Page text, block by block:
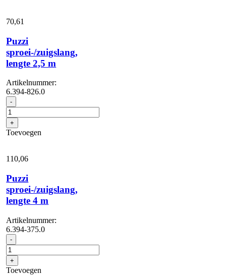
70,61
Puzzi
sproei-/zuigslang,
lengte 2,5 m
Artikelnummer:
6.394-826.0
- Puzzi
sproei-/zuigslang,
lengte
2,5
m
+
Toevoegen
110,06
Puzzi
sproei-/zuigslang,
lengte 4 m
Artikelnummer:
6.394-375.0
- Puzzi
sproei-/zuigslang,
lengte
4
m
+
Toevoegen